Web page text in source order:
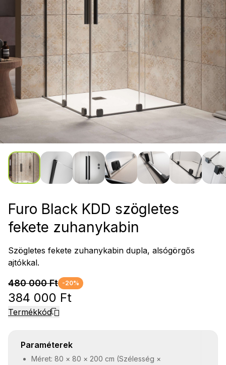
Furo Black KDD szögletes
fekete zuhanykabin
Szögletes fekete zuhanykabin dupla, alsógörgős
ajtókkal.
480 000 Ft -20%
384 000 Ft
Termékkód
Paraméterek
Méret: 80 × 80 × 200 cm (Szélesség ×